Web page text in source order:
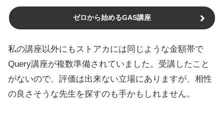
ゼロから始めるGAS講座
私の講座以外にもストアカには同じような金額帯で
Query講座が複数準備されていました。受講したこと
がないので、評価は出来ない立場にありますが、相性
の良さそうな先生を探すのも手かもしれません。